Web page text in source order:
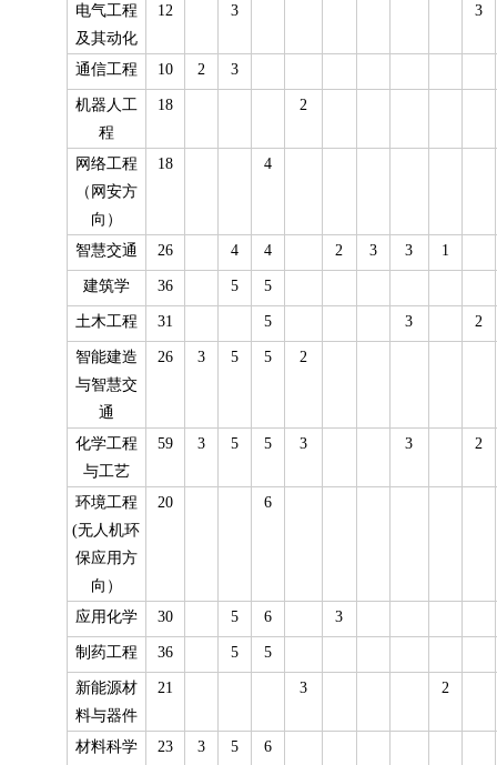
电气工程
及其动化
12 3 3
通信工程 10 2 3
机器人工
程
18 2
网络工程
（网安方
向）
18 4
智慧交通 26 4 4 2 3 3 1
建筑学 36 5 5
土木工程 31 5 3 2
智能建造
与智慧交
通
26 3 5 5 2
化学工程
与工艺
59 3 5 5 3 3 2
环境工程
(无人机环
保应用方
向）
20 6
应用化学 30 5 6 3
制药工程 36 5 5
新能源材
料与器件
21 3 2
材料科学
23 3 5 6